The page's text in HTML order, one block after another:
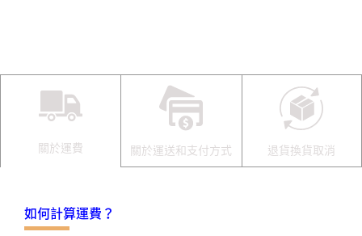
關於運費 關於運送和支付方式 退貨換貨取消
如何計算運費？